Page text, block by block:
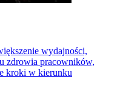
wydajności,
zdrowia pracowników,
kroki w kierunku